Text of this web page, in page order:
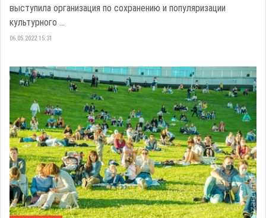
выступила организация по сохранению и популяризации
культурного ...
06.05.2022 15:31